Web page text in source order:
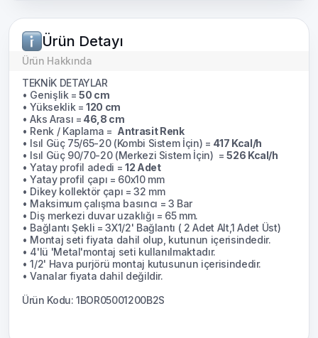
Ürün Detayı
Ürün Hakkında
TEKNİK DETAYLAR
• Genişlik =50 cm
• Yükseklik =120 cm
• Aks Arası = 46,8 cm
• Renk / Kaplama = Antrasit Renk
• Isıl Güç 75/65-20 (Kombi Sistem İçin) = 417 Kcal/h
• Isıl Güç 90/70-20 (Merkezi Sistem İçin) =526 Kcal/h
• Yatay profil adedi = 12 Adet
• Yatay profil çapı = 60x10 mm
• Dikey kollektör çapı = 32 mm
• Maksimum çalışma basıncı = 3 Bar
• Diş merkezi duvar uzaklığı = 65 mm.
• Bağlantı Şekli = 3X1/2' Bağlantı ( 2 Adet Alt,1 Adet Üst)
• Montaj seti fiyata dahil olup, kutunun içerisindedir.
• 4'lü 'Metal'montaj seti kullanılmaktadır.
• 1/2' Hava purjörü montaj kutusunun içerisindedir.
• Vanalar fiyata dahil değildir.
Ürün Kodu: 1BOR05001200B2S